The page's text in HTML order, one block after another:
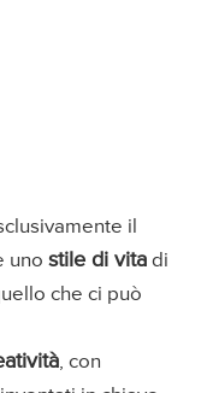
il
uno stile di vita di
che ci può
, con